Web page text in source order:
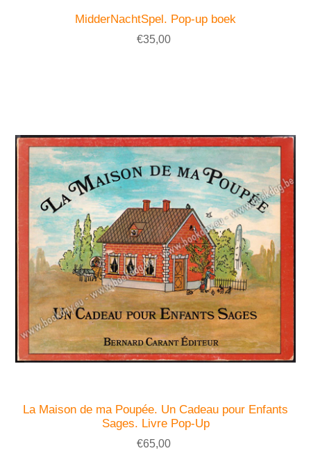
MidderNachtSpel. Pop-up boek
€35,00
La Maison de ma Poupée. Un Cadeau pour Enfants
Sages. Livre Pop-Up
€65,00